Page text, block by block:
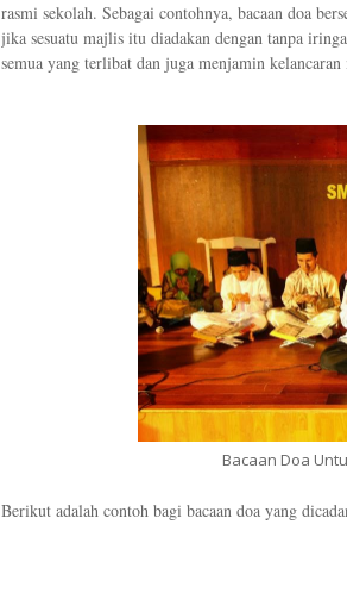
rasmi sekolah. Sebagai contohnya, bacaan doa
jika sesuatu majlis itu diadakan dengan tanpa
semua yang terlibat dan juga menjamin
Bacaan Doa
Berikut adalah contoh bagi bacaan doa yang